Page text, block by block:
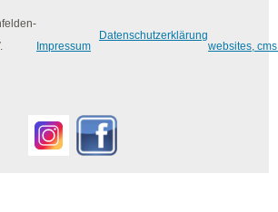
Impressum
Datenschutzerklärung
websites,